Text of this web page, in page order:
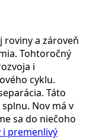
roviny a zároveň
Tohtoročný
i
cyklu.
Táto
Nov má v
sa do niečoho
i premenlivý